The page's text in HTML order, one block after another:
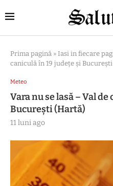
Prima pagină » Iasi in fiecare
caniculă în 19 județe și
Meteo
Vara nu se lasă – Val
București (Hartă)
11 luni ago